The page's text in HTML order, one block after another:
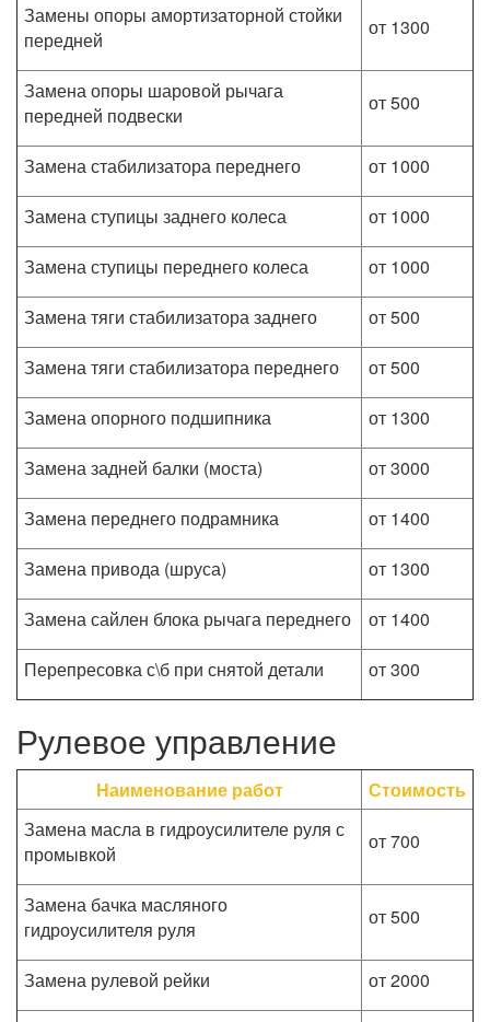
Замены опоры амортизаторной стойки
передней
от 1300
Замена опоры шаровой рычага
передней подвески
от 500
Замена стабилизатора переднего
от 1000
Замена ступицы заднего колеса
от 1000
Замена ступицы переднего колеса
от 1000
Замена тяги стабилизатора заднего
от 500
Замена тяги стабилизатора переднего
от 500
Замена опорного подшипника
от 1300
Замена задней балки (моста)
от 3000
Замена переднего подрамника
от 1400
Замена привода (шруса)
от 1300
Замена сайлен блока рычага переднего
от 1400
Перепресовка с\б при снятой детали
от 300
Рулевое управление
Наименование работ
Стоимость
Замена масла в гидроусилителе руля с
промывкой
от 700
Замена бачка масляного
гидроусилителя руля
от 500
Замена рулевой рейки
от 2000